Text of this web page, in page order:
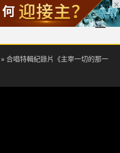
基督徒見證 信仰解答 聖經
» 合唱特輯紀錄片《主宰一切的那一